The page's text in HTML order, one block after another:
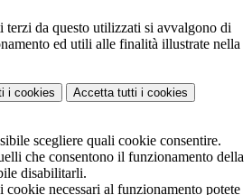
terzi da questo utilizzati si avvalgono di
ed utili alle finalità illustrate nella
i cookies Accetta tutti i cookies
scegliere quali cookie consentire.
che consentono il funzionamento della
disabilitarli.
cookie necessari al funzionamento potete